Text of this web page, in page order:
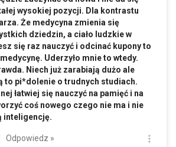
wysokiej pozycji. Dla kontrastu
Że medycyna zmienia się
dziedzin, a ciało ludzkie w
się raz nauczyć i odcinać kupony to
Uderzyło mnie to wtedy.
Niech już zarabiają dużo ale
to pi*dolenie o trudnych studiach.
łatwiej się nauczyć na pamięć i na
coś nowego czego nie ma i nie
inteligencję.
Odpowiedz »